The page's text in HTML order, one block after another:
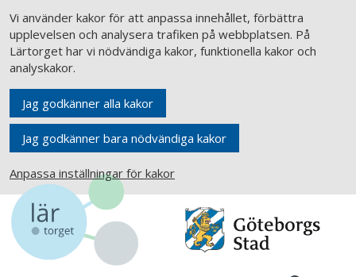
Vi använder kakor för att anpassa innehållet, förbättra
upplevelsen och analysera trafiken på webbplatsen. På
Lärtorget har vi nödvändiga kakor, funktionella kakor och
analyskakor.
Jag godkänner alla kakor
Jag godkänner bara nödvändiga kakor
Anpassa inställningar för kakor